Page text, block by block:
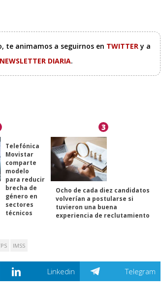
te animamos a seguirnos en TWITTERy a
NEWSLETTER DIARIA.
Telefónica
Movistar
comparte
modelo
para reducir
brecha de
género en
sectores
técnicos
3
Ocho de cada diez candidatos
volverían a postularse si
tuvieron una buena
experiencia de reclutamiento
IMSS
Linkedin Telegram